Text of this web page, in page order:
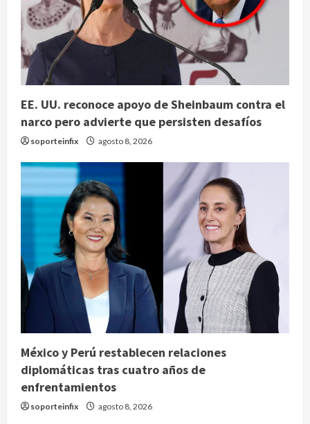
EE. UU. reconoce apoyo de Sheinbaum contra el
narco pero advierte que persisten desafíos
soporteinfix agosto 8, 2026
México y Perú restablecen relaciones
diplomáticas tras cuatro años de
enfrentamientos
soporteinfix agosto 8, 2026